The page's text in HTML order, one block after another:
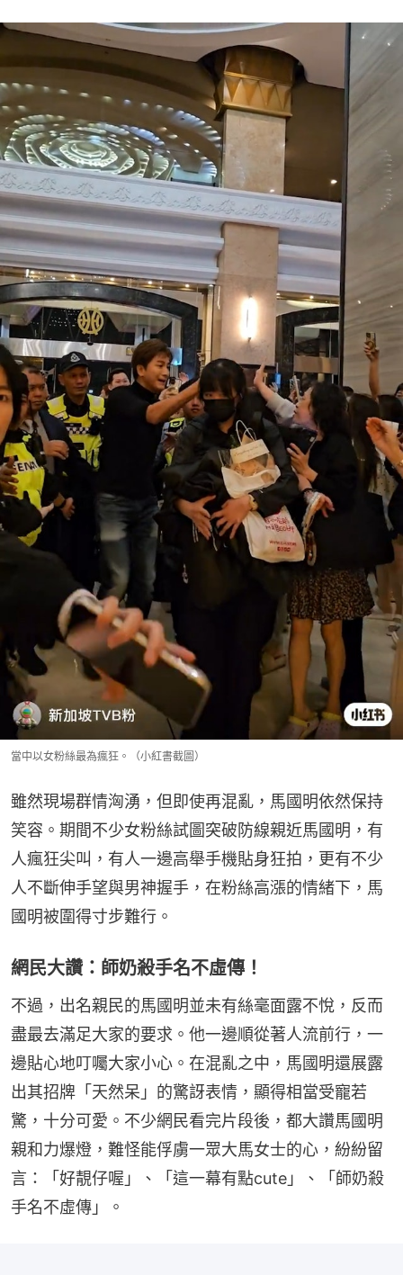
當中以女粉絲最為瘋狂。（小紅書截圖）
雖然現場群情洶湧，但即使再混亂，馬國明依然保持
笑容。期間不少女粉絲試圖突破防線親近馬國明，有
人瘋狂尖叫，有人一邊高舉手機貼身狂拍，更有不少
人不斷伸手望與男神握手，在粉絲高漲的情緒下，馬
國明被圍得寸步難行。
網民大讚：師奶殺手名不虛傳！
不過，出名親民的馬國明並未有絲毫面露不悅，反而
盡最去滿足大家的要求。他一邊順從著人流前行，一
邊貼心地叮囑大家小心。在混亂之中，馬國明還展露
出其招牌「天然呆」的驚訝表情，顯得相當受寵若
驚，十分可愛。不少網民看完片段後，都大讚馬國明
親和力爆燈，難怪能俘虜一眾大馬女士的心，紛紛留
言：「好靚仔喔」、「這一幕有點cute」、「師奶殺
手名不虛傳」。